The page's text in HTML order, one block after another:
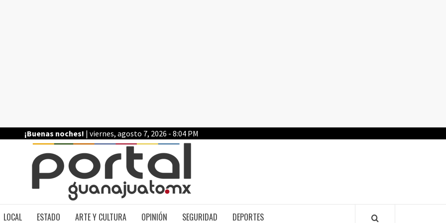
¡Buenas noches! | viernes, agosto 7, 2026 - 8:04 PM
LOCAL ESTADO ARTE Y CULTURA OPINIÓN SEGURIDAD DEPORTES